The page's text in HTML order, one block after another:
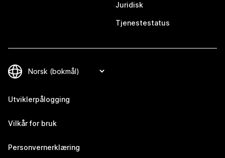
Juridisk
Tjenestestatus
Utviklerpålogging
Vilkår for bruk
Personvernerklæring